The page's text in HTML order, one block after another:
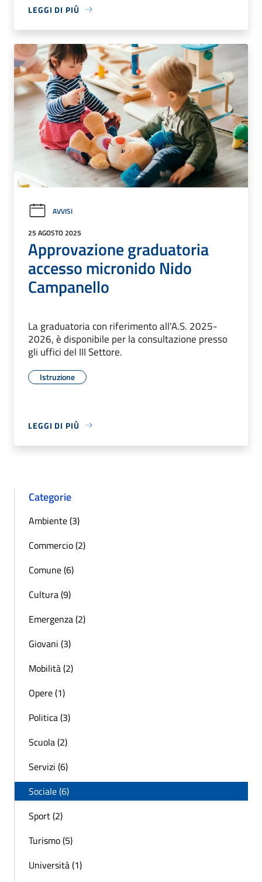
LEGGI DI PIÙ
AVVISI
25 AGOSTO 2025
Approvazione graduatoria
accesso micronido Nido
Campanello
La graduatoria con riferimento all'A.S. 2025-
2026, è disponibile per la consultazione presso
gli uffici del III Settore.
Istruzione
LEGGI DI PIÙ
Categorie
Ambiente (3)
Commercio (2)
Comune (6)
Cultura (9)
Emergenza (2)
Giovani (3)
Mobilità (2)
Opere (1)
Politica (3)
Scuola (2)
Servizi (6)
Sociale (6)
Sport (2)
Turismo (5)
Università (1)